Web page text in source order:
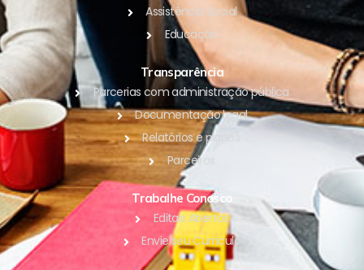
Assistência Social
Educação
Transparência
Parcerias com administração pública
Documentação legal
Relatórios e planos
Parceiros
Trabalhe Conosco
Editais Abertos
Envie seu Currículo